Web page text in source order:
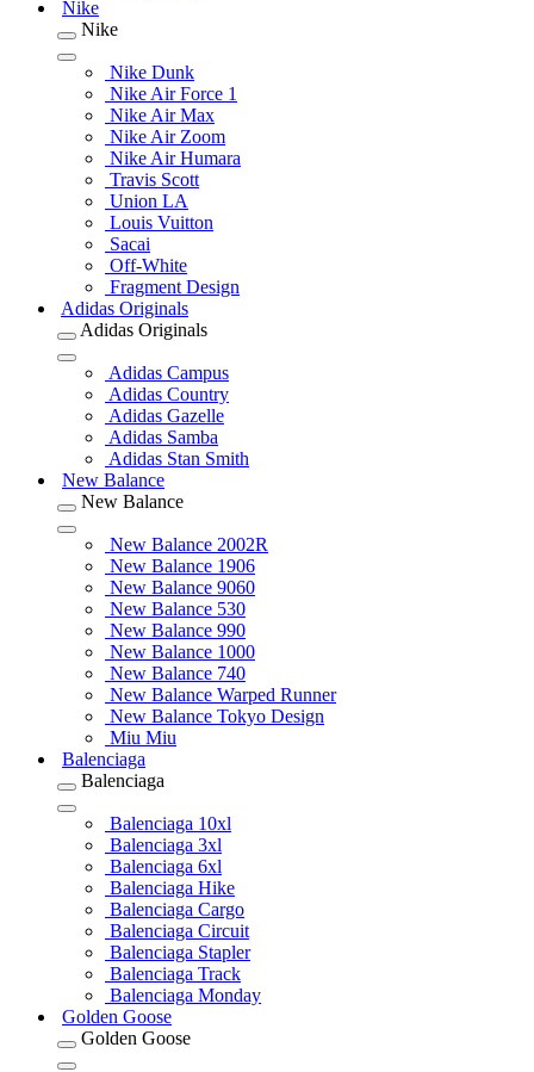
Nike
Nike
Nike Dunk
Nike Air Force 1
Nike Air Max
Nike Air Zoom
Nike Air Humara
Travis Scott
Union LA
Louis Vuitton
Sacai
Off-White
Fragment Design
Adidas Originals
Adidas Originals
Adidas Campus
Adidas Country
Adidas Gazelle
Adidas Samba
Adidas Stan Smith
New Balance
New Balance
New Balance 2002R
New Balance 1906
New Balance 9060
New Balance 530
New Balance 990
New Balance 1000
New Balance 740
New Balance Warped Runner
New Balance Tokyo Design
Miu Miu
Balenciaga
Balenciaga
Balenciaga 10xl
Balenciaga 3xl
Balenciaga 6xl
Balenciaga Hike
Balenciaga Cargo
Balenciaga Circuit
Balenciaga Stapler
Balenciaga Track
Balenciaga Monday
Golden Goose
Golden Goose